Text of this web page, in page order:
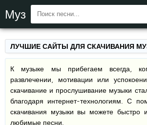
Муз
ЛУЧШИЕ САЙТЫ ДЛЯ СКАЧИВАНИЯ
К музыке мы прибегаем всегда,
развлечении, мотивации или
скачивание и прослушивание музыки
благодаря интернет-технологиям. С
скачивания музыки вы можете быстро
любимые песни.